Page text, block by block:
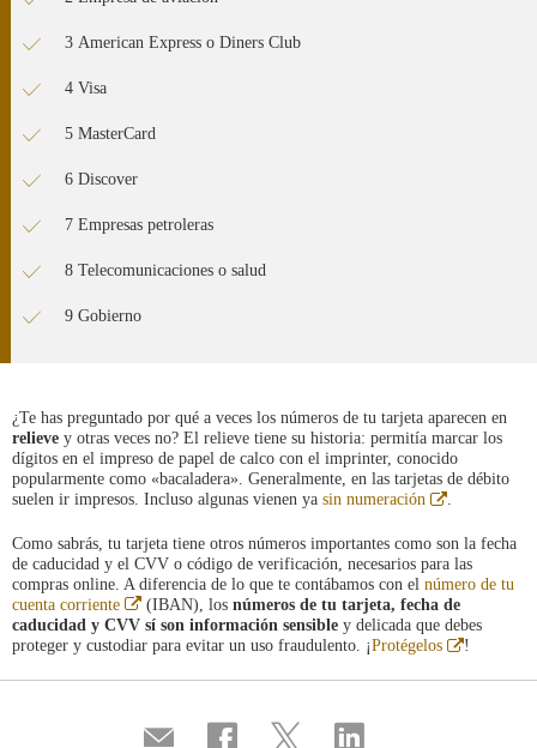
3 American Express o Diners Club
4 Visa
5 MasterCard
6 Discover
7 Empresas petroleras
8 Telecomunicaciones o salud
9 Gobierno
¿Te has preguntado por qué a veces los números de tu tarjeta aparecen en
relieve y otras veces no? El relieve tiene su historia: permitía marcar los
dígitos en el impreso de papel de calco con el imprinter, conocido
popularmente como «bacaladera». Generalmente, en las tarjetas de débito
suelen ir impresos. Incluso algunas vienen ya sin numeración
Abre
nueva
Como sabrás, tu tarjeta tiene otros números importantes como son la fecha
de caducidad y el CVV o código de verificación, necesarios para las
compras online. A diferencia de lo que te contábamos con el número de tu
cuenta corriente
Abre
en
ventana
nueva
(IBAN), los números de tu tarjeta, fecha de
caducidad y CVV sí son información sensible y delicada que debes
proteger y custodiar para evitar un uso fraudulento. ¡Protégelos
Abre
ventana
!
CompartirCompartirCompartirCompartir